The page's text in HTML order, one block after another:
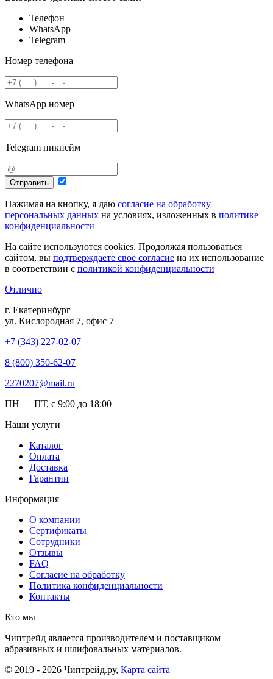
Телефон
WhatsApp
Telegram
Номер телефона
WhatsApp номер
Telegram никнейм
Отправить
Нажимая на кнопку, я даю согласие на обработку
персональных данных на условиях, изложенных в политике
конфиденциальности
На сайте используются cookies. Продолжая пользоваться
сайтом, вы подтверждаете своё согласие на их использование
в соответствии с политикой конфиденциальности
Отлично
г. Екатеринбург
ул. Кислородная 7, офис 7
+7 (343) 227-02-07
8 (800) 350-62-07
2270207@mail.ru
ПН — ПТ, с 9:00 до 18:00
Наши услуги
Каталог
Оплата
Доставка
Гарантии
Информация
О компании
Сертификаты
Сотрудники
Отзывы
FAQ
Согласие на обработку
Политика конфиденциальности
Контакты
Кто мы
Чиптрейд является производителем и поставщиком
абразивных и шлифовальных материалов.
© 2019 - 2026 Чиптрейд.ру, Карта сайта